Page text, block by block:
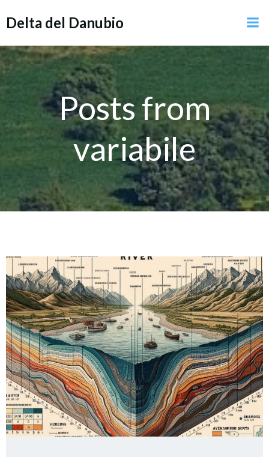
Delta del Danubio
Posts from
variabile